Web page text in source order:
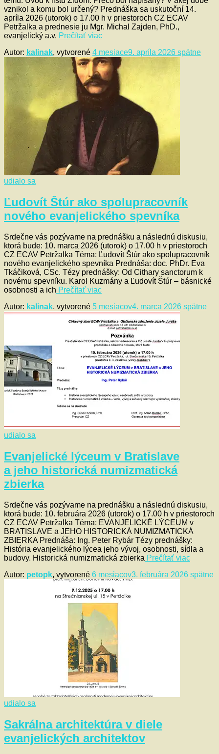
vznikol a komu bol určený? Prednáška sa uskutoční 14.
apríla 2026 (utorok) o 17.00 h v priestoroch CZ ECAV
Petržalka a prednesie ju Mgr. Michal Zajden, PhD.,
evanjelický a.v. Prečítať viac
Autor: kalinak, vytvorené 4 mesiace9. apríla 2026 spätne
udialo sa
Ľudovít Štúr ako spolupracovník
nového evanjelického spevníka
Srdečne vás pozývame na prednášku a následnú diskusiu,
ktorá bude: 10. marca 2026 (utorok) o 17.00 h v priestoroch
CZ ECAV Petržalka Téma: Ľudovít Štúr ako spolupracovník
nového evanjelického spevníka Prednáša: doc. PhDr. Eva
Tkáčiková, CSc. Tézy prednášky: Od Cithary sanctorum k
novému spevníku. Karol Kuzmány a Ľudovít Štúr – básnické
osobnosti a ich Prečítať viac
Autor: kalinak, vytvorené 5 mesiacov4. marca 2026 spätne
udialo sa
Evanjelické lýceum v Bratislave
a jeho historická numizmatická
zbierka
Srdečne vás pozývame na prednášku a následnú diskusiu,
ktorá bude: 10. februára 2026 (utorok) o 17.00 h v priestoroch
CZ ECAV Petržalka Téma: EVANJELICKÉ LÝCEUM v
BRATISLAVE a JEHO HISTORICKÁ NUMIZMATICKÁ
ZBIERKA Prednáša: Ing. Peter Rybár Tézy prednášky:
História evanjelického lýcea jeho vývoj, osobnosti, sídla a
budovy. Historická numizmatická zbierka Prečítať viac
Autor: petopk, vytvorené 6 mesiacov3. februára 2026 spätne
udialo sa
Sakrálna architektúra v diele
evanjelických architektov